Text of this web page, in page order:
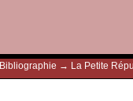
Bibliographie → La Petite